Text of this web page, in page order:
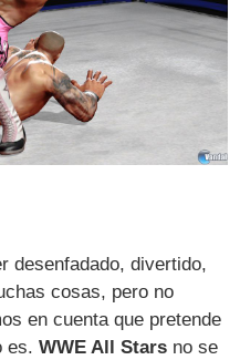
desenfadado, divertido,
cosas, pero no
en cuenta que pretende
es.WWE All Stars no se